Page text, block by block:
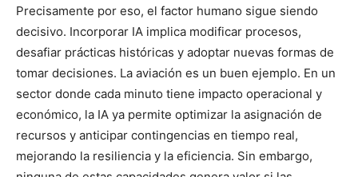
Precisamente por eso, el factor humano sigue siendo
decisivo. Incorporar IA implica modificar procesos,
desafiar prácticas históricas y adoptar nuevas formas de
tomar decisiones. La aviación es un buen ejemplo. En un
sector donde cada minuto tiene impacto operacional y
económico, la IA ya permite optimizar la asignación de
recursos y anticipar contingencias en tiempo real,
mejorando la resiliencia y la eficiencia. Sin embargo,